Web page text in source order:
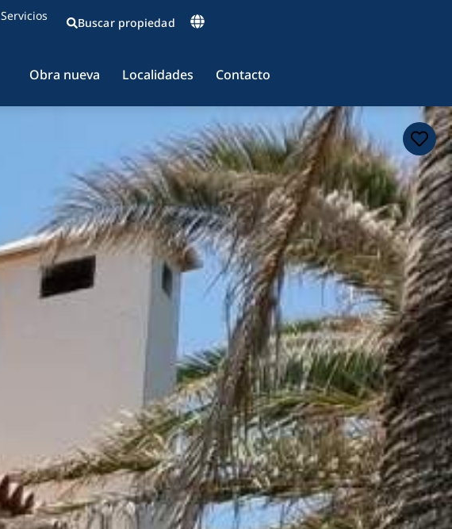
Servicios Buscar propiedad
Obra nueva Localidades Contacto